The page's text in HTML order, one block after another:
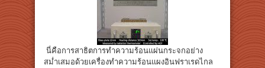
นี่คือการสาธิตการทำความร้อนแผ่นกระจกอย่าง
สม่ำเสมอด้วยเครื่องทำความร้อนแผงอินฟราเรดไกล